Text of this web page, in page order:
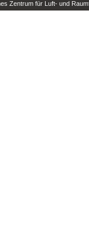
Zentrum für Luft- und